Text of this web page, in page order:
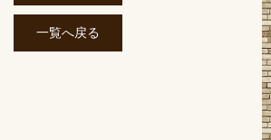
一覧へ戻る